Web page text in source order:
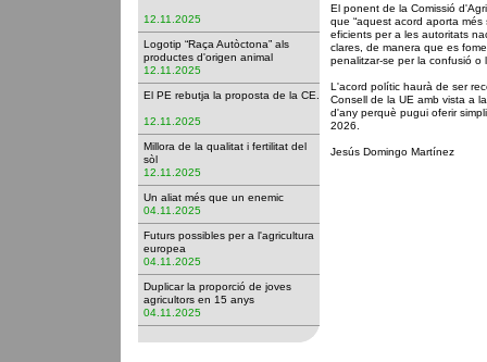
12.11.2025
Logotip “Raça Autòctona” als
productes d'origen animal
12.11.2025
El PE rebutja la proposta de la CE.
12.11.2025
Millora de la qualitat i fertilitat del
sòl
12.11.2025
Un aliat més que un enemic
04.11.2025
Futurs possibles per a l'agricultura
europea
04.11.2025
Duplicar la proporció de joves
agricultors en 15 anys
04.11.2025
El ponent de la Comissió
que “aquest acord aporta
eficients per a les autoritats
clares, de manera que es
penalitzar-se per la confusió o
L'acord polític haurà de ser
Consell de la UE amb vista a
d'any perquè pugui oferir
2026.
Jesús Domingo Martínez